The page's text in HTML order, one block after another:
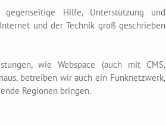
Hilfe, Unterstützung und
und der Technik groß geschrieben
wie Webspace (auch mit CMS,
betreiben wir auch ein Funknetzwerk,
Regionen bringen.